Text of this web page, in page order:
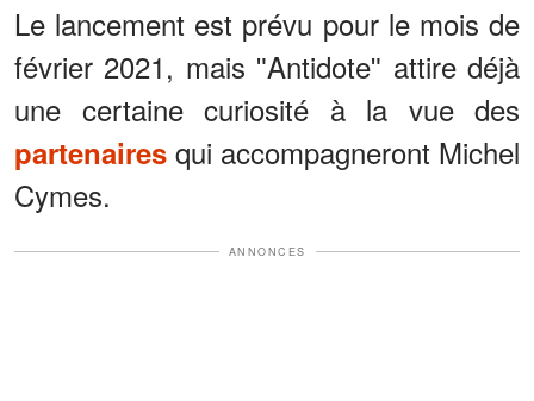
Le lancement est prévu pour le mois de
février 2021, mais ʺAntidoteʺ attire déjà
une certaine curiosité à la vue des
partenaires qui accompagneront Michel
Cymes.
ANNONCES